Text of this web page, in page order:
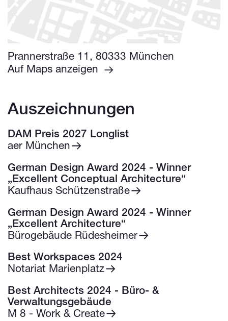
Prannerstraße 11, 80333 München
Auf Maps anzeigen
Auszeichnungen
DAM Preis 2027 Longlist
aer München
German Design Award 2024 - Winner
„Excellent Conceptual Architecture“
Kaufhaus Schützenstraße
German Design Award 2024 - Winner
„Excellent Architecture“
Bürogebäude Rüdesheimer
Best Workspaces 2024
Notariat Marienplatz
Best Architects 2024 - Büro- &
Verwaltungsgebäude
M 8 - Work & Create